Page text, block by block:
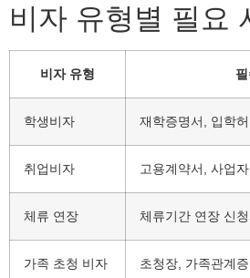
비자 유형별 필요
비자 유형
학생비자 재학증명서, 입학
취업비자 고용계약서, 사업
체류 연장 체류기간 연장 신
가족 초청 비자 초청장, 가족관계